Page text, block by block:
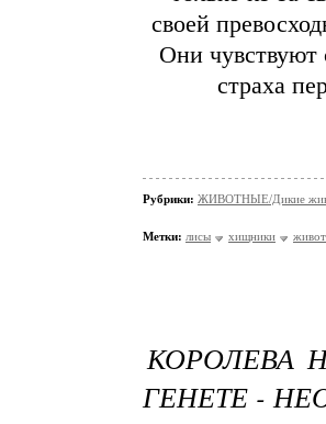
своей
Они чувствуют
страха
Рубрики: ЖИВОТНЫЕ/Дикие
Метки: лисы хищники
КОРОЛЕВА
ГЕНЕТЕ -